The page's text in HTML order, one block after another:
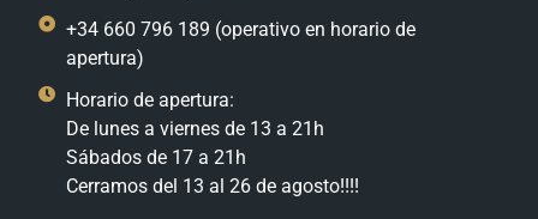
+34 660 796 189 (operativo en horario de
apertura)
Horario de apertura:
De lunes a viernes de 13 a 21h
Sábados de 17 a 21h
Cerramos del 13 al 26 de agosto!!!!